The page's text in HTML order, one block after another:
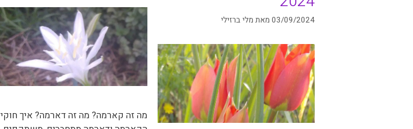
03/09/2024 מאת מלי ברזילי
מה זה קארמה? מה זה דארמה? איך חוקי